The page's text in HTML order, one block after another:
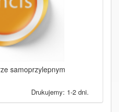
samoprzylepnym
Drukujemy: 1-2 dni.